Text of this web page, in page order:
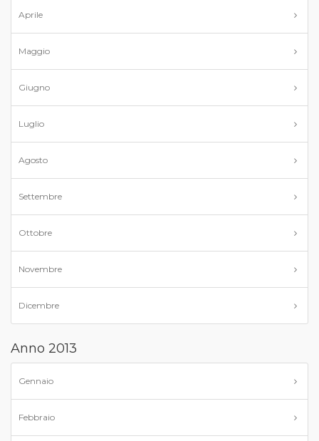
Aprile
Maggio
Giugno
Luglio
Agosto
Settembre
Ottobre
Novembre
Dicembre
Anno 2013
Gennaio
Febbraio